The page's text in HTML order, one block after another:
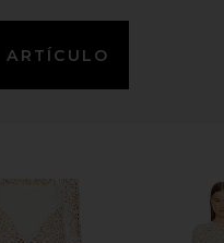
ARTÍCULO